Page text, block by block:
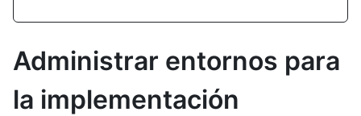
Administrar entornos para
la implementación